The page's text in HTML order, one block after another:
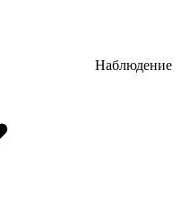
Наблюдение